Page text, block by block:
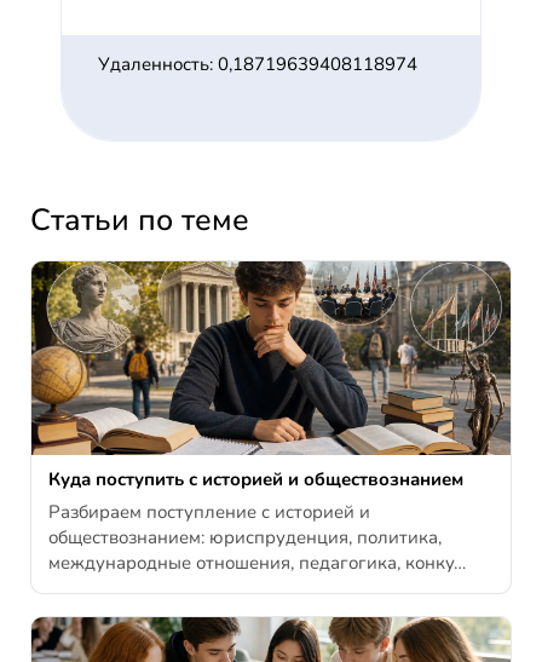
Удаленность: 0,18719639408118974
Статьи по теме
Куда поступить с историей и обществознанием
Разбираем поступление с историей и
обществознанием: юриспруденция, политика,
международные отношения, педагогика, конку…